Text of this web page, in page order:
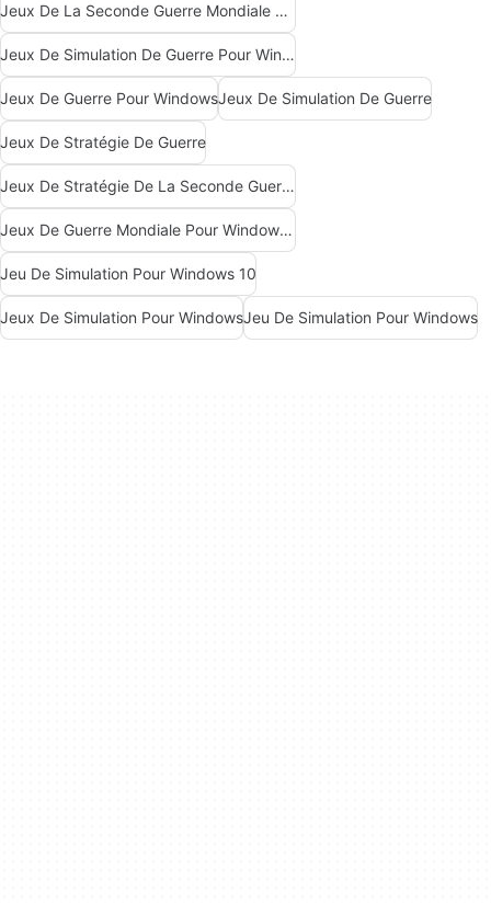
Jeux De La Seconde Guerre Mondiale Pour Windows
Jeux De Simulation De Guerre Pour Windows
Jeux De Guerre Pour WindowsJeux De Simulation De Guerre
Jeux De Stratégie De Guerre
Jeux De Stratégie De La Seconde Guerre Mondiale
Jeux De Guerre Mondiale Pour Windows 10
Jeu De Simulation Pour Windows 10
Jeux De Simulation Pour WindowsJeu De Simulation Pour Windows